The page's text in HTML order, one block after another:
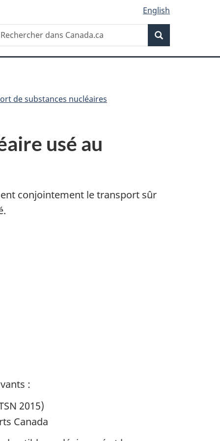
English
de substances nucléaires
usé au
conjointement le transport sûr
:
2015)
Canada